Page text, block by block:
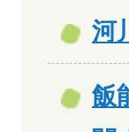
河
飯